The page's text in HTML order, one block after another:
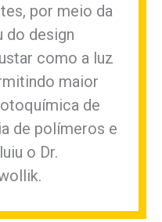
por meio da
do design
como a luz
maior
de
de polímeros e
o Dr.